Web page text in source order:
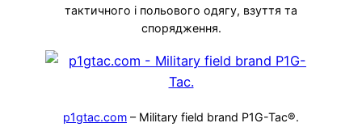
тактичного і польового одягу, взуття та
спорядження.
p1gtac.com – Military field brand P1G-Tac®.